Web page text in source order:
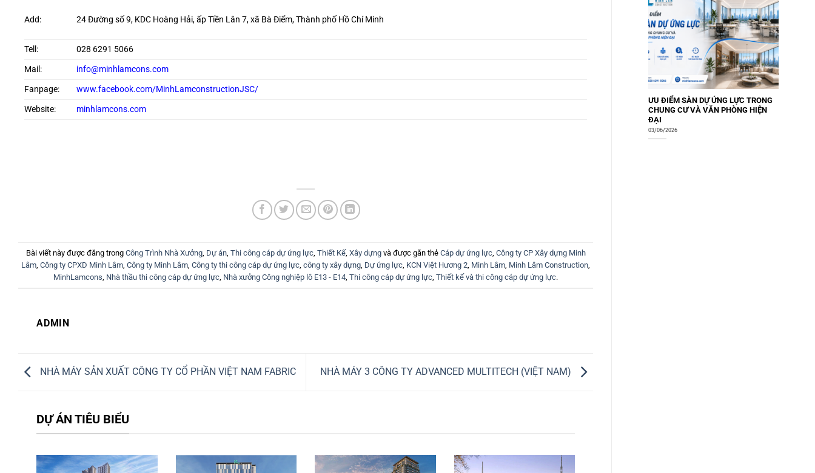
Add: 24 Đường số 9, KDC Hoàng Hải, ấp Tiền Lân 7, xã Bà Điểm, Thành phố Hồ Chí Minh
Tell:
028 6291 5066
Mail:
info@minhlamcons.com
Fanpage:
www.facebook.com/MinhLamconstructionJSC/
Website:
minhlamcons.com
Bài viết này được đăng trong Công Trình Nhà Xưởng, Dự án, Thi công cáp dự ứng lực, Thiết Kế, Xây dựngvà được gắn thẻ Cáp dự ứng lực, Công ty CP Xây dựng Minh
Lâm Công ty CPXD Minh Lâm Công ty Minh Lâm Công ty thi công cáp dự ứng lực công ty xây dựng Dự ứng lực KCN Việt Hương 2 Minh Lâm Minh Lâm Construction
MinhLamcons Nhà thầu thi công cáp dự ứng lực Nhà xưởng Công nghiệp lô E13 - E14 Thi công cáp dự ứng lực Thiết kế và thi công cáp dự ứng lực.
ADMIN
NHÀ MÁY SẢN XUẤT CÔNG TY CỔ PHẦN VIỆT NAM FABRIC NHÀ MÁY 3 CÔNG TY ADVANCED MULTITECH (VIỆT NAM)
DỰ ÁN TIÊU BIỂU
ƯU ĐIỂM SÀN DỰ ỨNG LỰC TRONG
CHUNG CƯ VÀ VĂN PHÒNG HIỆN
ĐẠI
03/06/2026